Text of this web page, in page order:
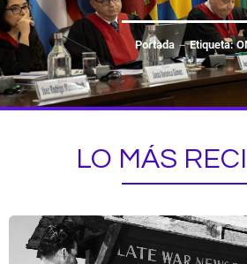
Portada Etiqueta:
LO MÁS